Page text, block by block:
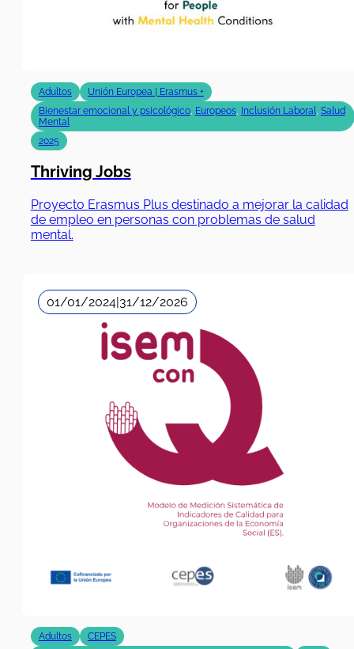
Adultos
Unión Europea | Erasmus +
Bienestar emocional y psicológico, Europeos, Inclusión Laboral, Salud
Mental
2025
Thriving Jobs
Proyecto Erasmus Plus destinado a mejorar la calidad
de empleo en personas con problemas de salud
mental.
01/01/2024 31/12/2026
Adultos
CEPES